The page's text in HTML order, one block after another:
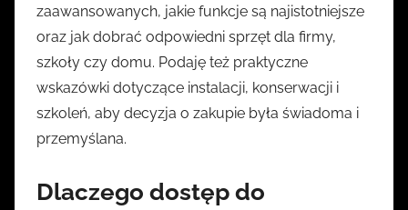
i
a
zaawansowanych, jakie funkcje są najistotniejsze
oraz jak dobrać odpowiedni sprzęt dla firmy,
szkoły czy domu. Podaję też praktyczne
wskazówki dotyczące instalacji, konserwacji i
szkoleń, aby decyzja o zakupie była świadoma i
przemyślana.
Dlaczego dostęp do